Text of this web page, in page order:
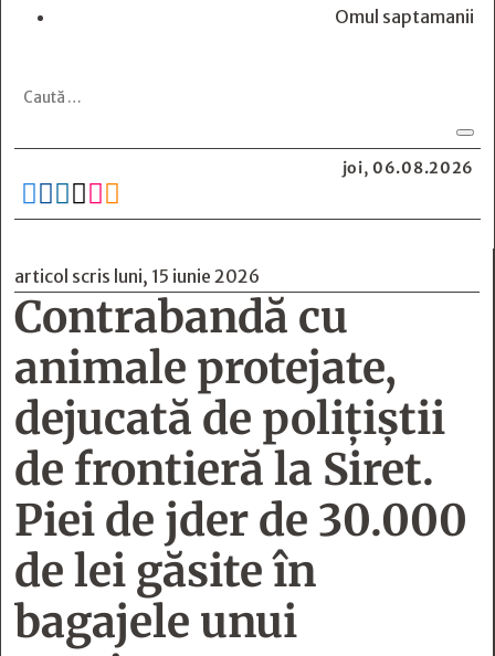
Omul saptamanii
joi, 06.08.2026
     
articol scris luni, 15 iunie 2026
Contrabandă cu
animale protejate,
dejucată de polițiștii
de frontieră la Siret.
Piei de jder de 30.000
de lei găsite în
bagajele unui